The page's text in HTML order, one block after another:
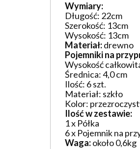
Wymiary:
Długość: 22cm
Szerokość: 13cm
Wysokość: 13cm
Materiał:drewno
Pojemniki na
Wysokość
Średnica: 4,0 cm
Ilość: 6 szt.
Materiał: szkło
Kolor:
Ilość w zestawie:
1 x Półka
6 x Pojemnik na
Waga:około 0,6kg